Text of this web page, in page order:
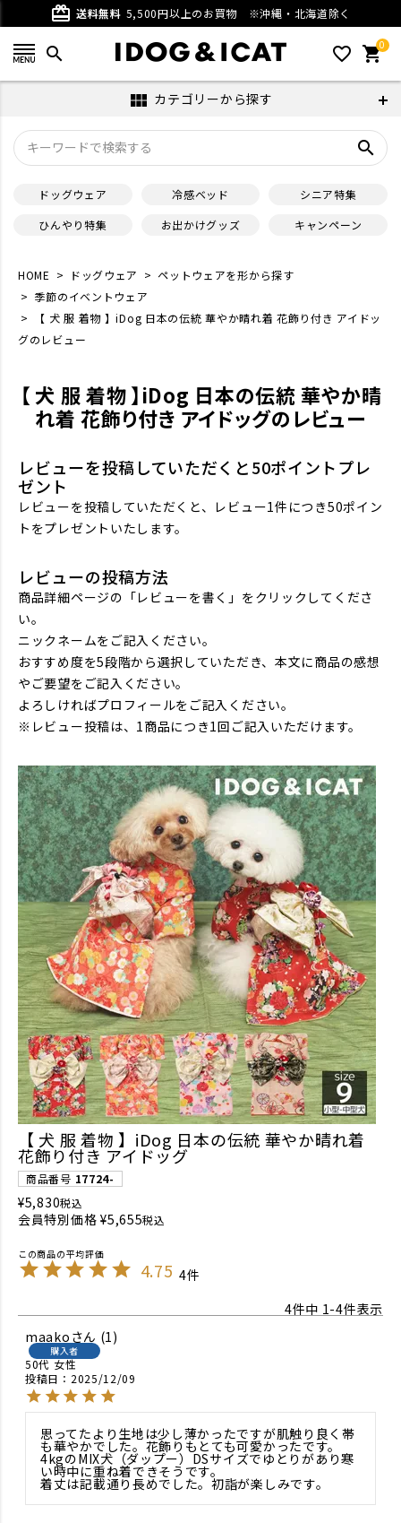
card_giftcard 送料無料 5,500円以上のお買物 ※沖縄・北海道除く
search favorite_outline 0
shopping_cart
view_module カテゴリーから探す
search
ドッグウェア 冷感ベッド
シニア特集
ひんやり特集
お出かけグッズ キャンペーン
HOME ドッグウェア
ペットウェアを形から探す
季節のイベントウェア
【 犬 服 着物 】iDog 日本の伝統 華やか晴れ着 花飾り付き アイドッ
グのレビュー
【 犬 服 着物 】iDog 日本の伝統 華やか晴
れ着 花飾り付き アイドッグのレビュー
レビューを投稿していただくと50ポイントプレ
ゼント
レビューを投稿していただくと、レビュー1件につき50ポイン
トをプレゼントいたします。
レビューの投稿方法
商品詳細ページの「レビューを書く」をクリックしてくださ
い。
ニックネームをご記入ください。
おすすめ度を5段階から選択していただき、本文に商品の感想
やご要望をご記入ください。
よろしければプロフィールをご記入ください。
※レビュー投稿は、1商品につき1回ご記入いただけます。
【 犬 服 着物 】iDog 日本の伝統 華やか晴れ着
花飾り付き アイドッグ
商品番号 17724-
¥5,830税込
会員特別価格 ¥5,655税込
4.75 4
4件中 1-4件表示
maako
1
購入者
50代 女性
投稿日
2025/12/09
思ってたより生地は少し薄かったですが肌触り良く帯
も華やかでした。花飾りもとても可愛かったです。
4kgのMIX犬（ダップー）DSサイズでゆとりがあり寒
い時中に重ね着できそうです。
着丈は記載通り長めでした。初詣が楽しみです。